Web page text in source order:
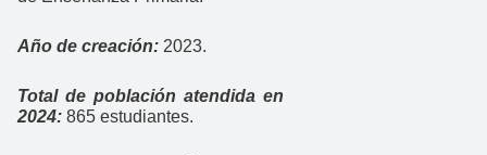
Año de creación: 2023.
Total de población atendida en
2024: 865 estudiantes.